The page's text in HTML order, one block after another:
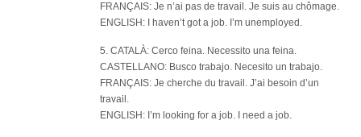
FRANÇAIS: Je n’ai pas de travail. Je suis au chômage.
ENGLISH: I haven’t got a job. I’m unemployed.
5. CATALÀ: Cerco feina. Necessito una feina.
CASTELLANO: Busco trabajo. Necesito un trabajo.
FRANÇAIS: Je cherche du travail. J’ai besoin d’un
travail.
ENGLISH: I’m looking for a job. I need a job.